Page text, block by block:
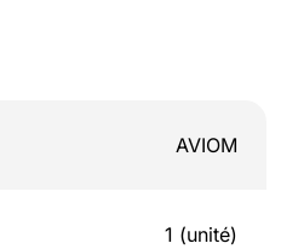
AVIOM
1 (unité)